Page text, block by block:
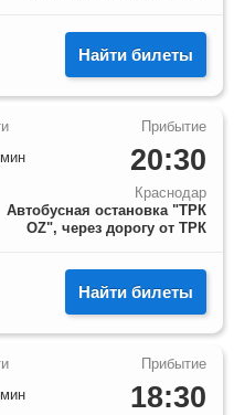
Найти билеты
20:30
Краснодар
Автобусная остановка "ТРК
OZ", через дорогу от ТРК
мин
Найти билеты
18:30
мин